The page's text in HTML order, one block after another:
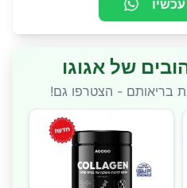
של אגוגו
בריאותם - הצטרפו גם!